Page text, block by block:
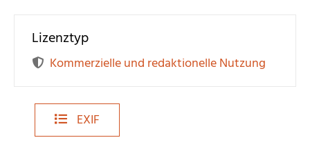
Lizenztyp
Kommerzielle und redaktionelle Nutzung
EXIF